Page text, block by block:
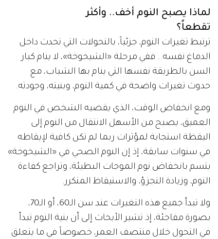
لماذا يصبح النوم أخف.. وأكثر
تقطعاً؟
ترتبط تغيرات النوم، جزئياً، بالتحولات التي تحدث داخل
الدماغ نفسه.. ففي مرحلة «الشيخوخة»، لا ينام كبار
السن بالطريقة نفسها التي ينام بها الشباب، مع
حدوث تغيرات واضحة في كمية النوم، وبنيته، وجودته.
ومع انخفاض الوقت، الذي يقضيه الشخص في النوم
العميق، يصبح من الأسهل الانتقال من النوم إلى
اليقظة استجابة لمؤثرات ربما لم تكن كافية لإيقاظه
في سنوات سابقة، إذ إن النوم الصحي في «الشيخوخة»
يتسم بانخفاض نوم الموجات البطيئة، وتراجع كفاءة
النوم، وزيادة التجزؤ، والاستيقاظ المتكرر.
ولا تبدأ جميع هذه التغيرات عند سن الـ60، أو الـ70،
بصورة مفاجئة، إذ تشير الأبحاث إلى أن بنية النوم تبدأ
في التحول خلال منتصف العمر، خصوصاً في ما يتعلق